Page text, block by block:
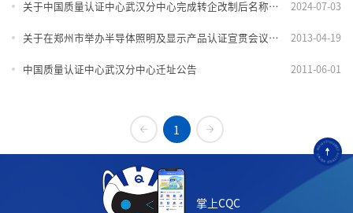
关于中国质量认证中心武汉分中心完成转企改制后名称变更的说明 2024-07-03
关于在郑州市举办半导体照明及显示产品认证宣贯会议的通知 2013-04-19
中国质量认证中心武汉分中心迁址公告 2011-06-01
1
掌上CQC